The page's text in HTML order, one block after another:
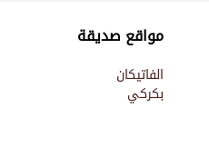
مواقع صديقة
الفاتيكان
بكركي